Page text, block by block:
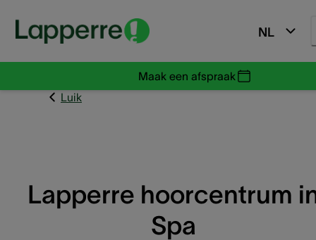
NL
Maak een afspraak
Luik
Lapperre hoorcentrum
Spa